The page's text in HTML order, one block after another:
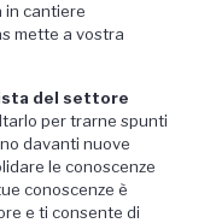
in cantiere
mette a vostra
del settore
per trarne spunti
davanti nuove
le conoscenze
conoscenze è
e ti consente di